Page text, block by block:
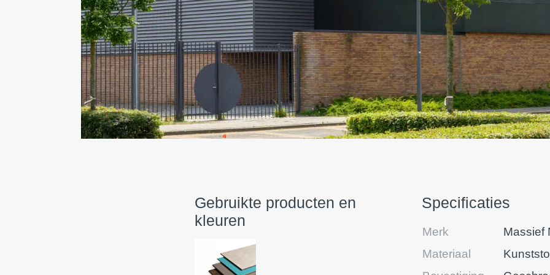
Gebruikte producten en
kleuren
Specificaties
Merk
Massief
Materiaal